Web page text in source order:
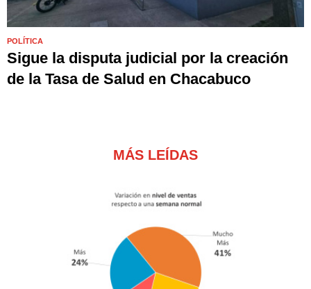
POLÍTICA
Sigue la disputa judicial por la creación
de la Tasa de Salud en Chacabuco
MÁS LEÍDAS